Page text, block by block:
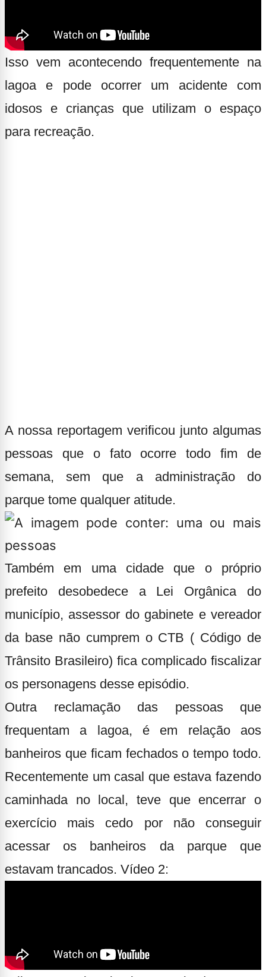
Isso vem acontecendo frequentemente na
lagoa e pode ocorrer um acidente com
idosos e crianças que utilizam o espaço
para recreação.
A nossa reportagem verificou junto algumas
pessoas que o fato ocorre todo fim de
semana, sem que a administração do
parque tome qualquer atitude.
Também em uma cidade que o próprio
prefeito desobedece a Lei Orgânica do
município, assessor do gabinete e vereador
da base não cumprem o CTB ( Código de
Trânsito Brasileiro) fica complicado fiscalizar
os personagens desse episódio.
Outra reclamação das pessoas que
frequentam a lagoa, é em relação aos
banheiros que ficam fechados o tempo todo.
Recentemente um casal que estava fazendo
caminhada no local, teve que encerrar o
exercício mais cedo por não conseguir
acessar os banheiros da parque que
estavam trancados. Vídeo 2: